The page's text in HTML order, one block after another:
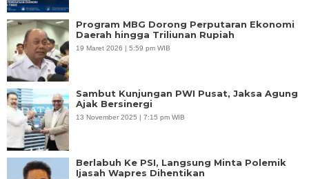
Program MBG Dorong Perputaran Ekonomi
Daerah hingga Triliunan Rupiah
19 Maret 2026 | 5:59 pm WIB
Sambut Kunjungan PWI Pusat, Jaksa Agung
Ajak Bersinergi
13 November 2025 | 7:15 pm WIB
Berlabuh Ke PSI, Langsung Minta Polemik
Ijasah Wapres Dihentikan